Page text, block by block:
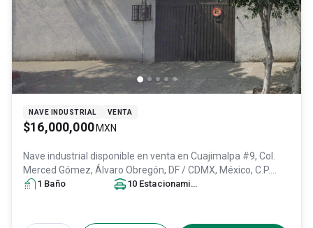
NAVE INDUSTRIAL VENTA
$16,000,000 MXN
Nave industrial disponible en venta en Cuajimalpa #9, Col.
Merced Gómez, Álvaro Obregón, DF / CDMX, México, C.P.
01600, ID:
1 Baño 10 Estacionamiento